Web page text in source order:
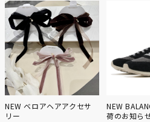
NEW ベロアヘアアクセサ
リー
NEW
荷のお知ら